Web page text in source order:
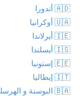
🇦🇩 أندورا
🇺🇦 أوكرانيا
🇮🇪 أيرلاندا
🇮🇸 أيسلندا
🇪🇪 إستونيا
🇮🇹 إيطاليا
🇧🇦 البوسنة و الهرسك